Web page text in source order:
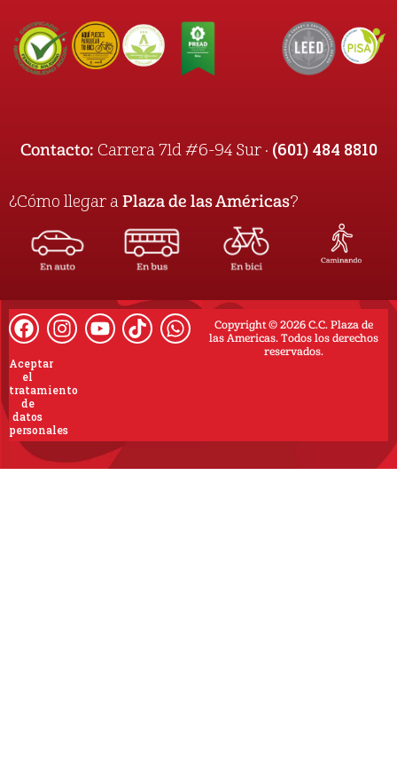
Contacto: Carrera 71d #6-94 Sur · (601) 484 8810
¿Cómo llegar a Plaza de las Américas?
Copyright © 2026 C.C. Plaza de
las Americas. Todos los derechos
reservados.
Aceptar
el
tratamiento
de
datos
personales